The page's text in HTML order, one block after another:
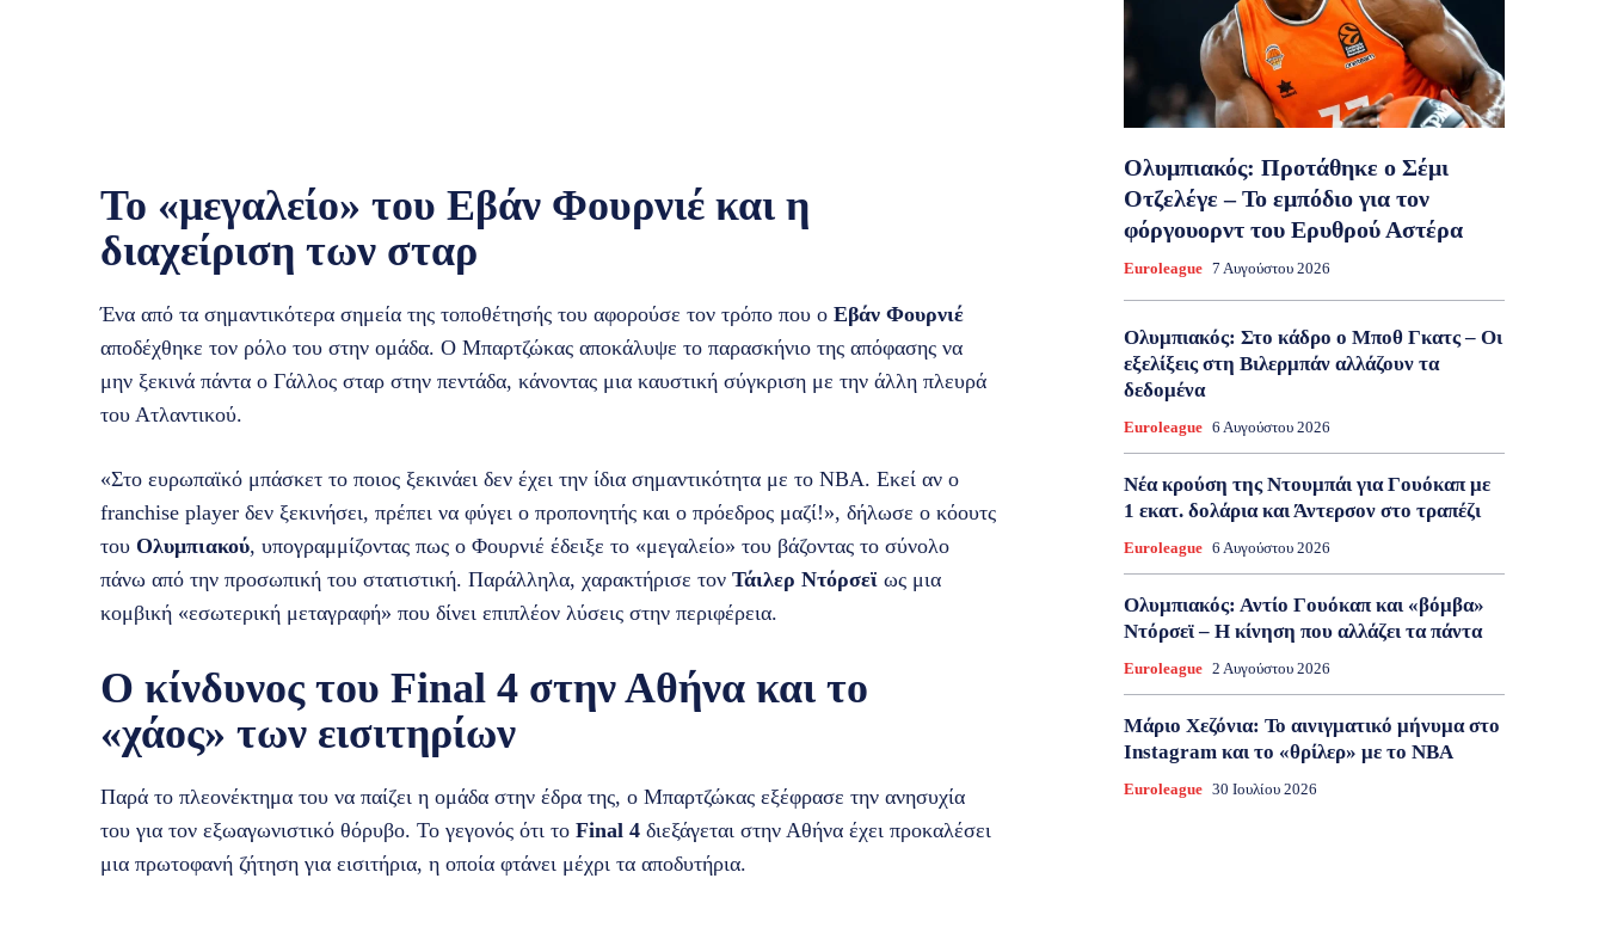
Το «μεγαλείο» του Εβάν Φουρνιέ και η
διαχείριση των σταρ
Ένα από τα σημαντικότερα σημεία της τοποθέτησής του αφορούσε τον τρόπο που ο Εβάν Φουρνιέ
αποδέχθηκε τον ρόλο του στην ομάδα. Ο Μπαρτζώκας αποκάλυψε το παρασκήνιο της απόφασης να
μην ξεκινά πάντα ο Γάλλος σταρ στην πεντάδα, κάνοντας μια καυστική σύγκριση με την άλλη πλευρά
του Ατλαντικού.
«Στο ευρωπαϊκό μπάσκετ το ποιος ξεκινάει δεν έχει την ίδια σημαντικότητα με το NBA. Εκεί αν ο
franchise player δεν ξεκινήσει, πρέπει να φύγει ο προπονητής και ο πρόεδρος μαζί!», δήλωσε ο κόουτς
του Ολυμπιακού, υπογραμμίζοντας πως ο Φουρνιέ έδειξε το «μεγαλείο» του βάζοντας το σύνολο
πάνω από την προσωπική του στατιστική. Παράλληλα, χαρακτήρισε τον Τάιλερ Ντόρσεϊ ως μια
κομβική «εσωτερική μεταγραφή» που δίνει επιπλέον λύσεις στην περιφέρεια.
Ο κίνδυνος του Final 4 στην Αθήνα και το
«χάος» των εισιτηρίων
Παρά το πλεονέκτημα του να παίζει η ομάδα στην έδρα της, ο Μπαρτζώκας εξέφρασε την ανησυχία
του για τον εξωαγωνιστικό θόρυβο. Το γεγονός ότι το Final 4 διεξάγεται στην Αθήνα έχει προκαλέσει
μια πρωτοφανή ζήτηση για εισιτήρια, η οποία φτάνει μέχρι τα αποδυτήρια.
Ολυμπιακός: Προτάθηκε ο Σέμι
Οτζελέγε – Το εμπόδιο για τον
φόργουορντ του Ερυθρού Αστέρα
Euroleague 7 Αυγούστου 2026
Ολυμπιακός: Στο κάδρο ο Μποθ Γκατς – Οι
εξελίξεις στη Βιλερμπάν αλλάζουν τα
δεδομένα
Euroleague 6 Αυγούστου 2026
Νέα κρούση της Ντουμπάι για Γουόκαπ με
1 εκατ. δολάρια και Άντερσον στο τραπέζι
Euroleague 6 Αυγούστου 2026
Ολυμπιακός: Αντίο Γουόκαπ και «βόμβα»
Ντόρσεϊ – Η κίνηση που αλλάζει τα πάντα
Euroleague 2 Αυγούστου 2026
Μάριο Χεζόνια: Το αινιγματικό μήνυμα στο
Instagram και το «θρίλερ» με το NBA
Euroleague 30 Ιουλίου 2026